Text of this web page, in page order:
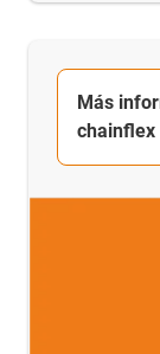
Más
chainflex